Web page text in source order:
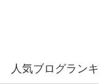
人気ブログラン